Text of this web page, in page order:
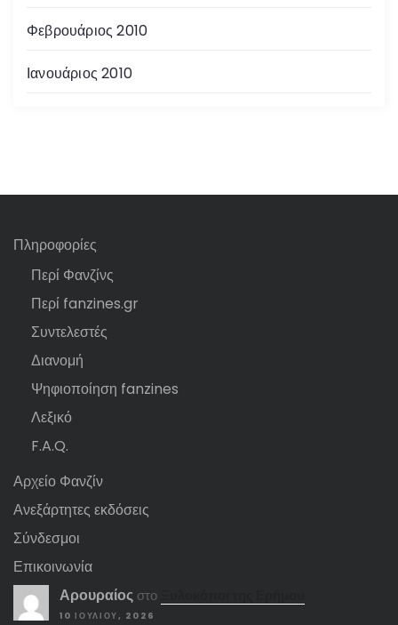
Φεβρουάριος 2010
Ιανουάριος 2010
Πληροφορίες
Περί Φανζίνς
Περί fanzines.gr
Συντελεστές
Διανομή
Ψηφιοποίηση fanzines
Λεξικό
F.A.Q.
Αρχείο Φανζίν
Ανεξάρτητες εκδόσεις
Σύνδεσμοι
Επικοινωνία
Αρουραίος στο
10 ΙΟΥΛΊΟΥ, 2026